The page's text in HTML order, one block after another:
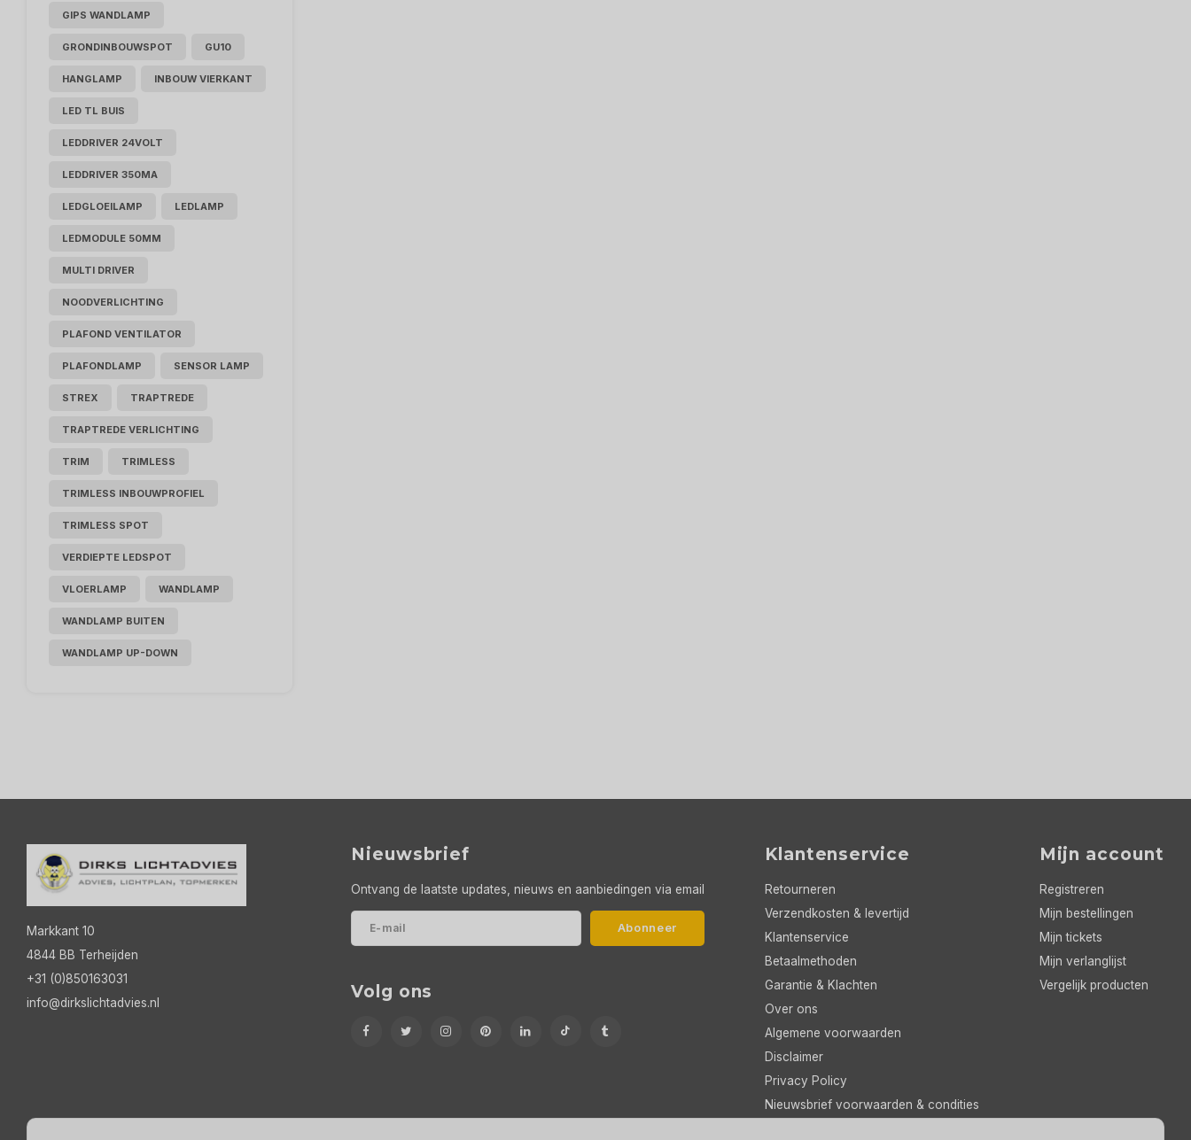
GIPS WANDLAMP
GRONDINBOUWSPOT GU10
HANGLAMP INBOUW VIERKANT
LED TL BUIS
LEDDRIVER 24VOLT
LEDDRIVER 350MA
LEDGLOEILAMP LEDLAMP
LEDMODULE 50MM
MULTI DRIVER
NOODVERLICHTING
PLAFOND VENTILATOR
PLAFONDLAMP SENSOR LAMP
STREX TRAPTREDE
TRAPTREDE VERLICHTING
TRIM TRIMLESS
TRIMLESS INBOUWPROFIEL
TRIMLESS SPOT
VERDIEPTE LEDSPOT
VLOERLAMP WANDLAMP
WANDLAMP BUITEN
WANDLAMP UP-DOWN
Markkant 10
4844 BB Terheijden
+31 (0)850163031
info@dirkslichtadvies.nl
Nieuwsbrief
Ontvang de laatste updates, nieuws en aanbiedingen via email
Abonneer
Volg ons
Klantenservice
Retourneren
Verzendkosten & levertijd
Klantenservice
Betaalmethoden
Garantie & Klachten
Over ons
Algemene voorwaarden
Disclaimer
Privacy Policy
Nieuwsbrief voorwaarden & condities
Mijn account
Registreren
Mijn bestellingen
Mijn tickets
Mijn verlanglijst
Vergelijk producten